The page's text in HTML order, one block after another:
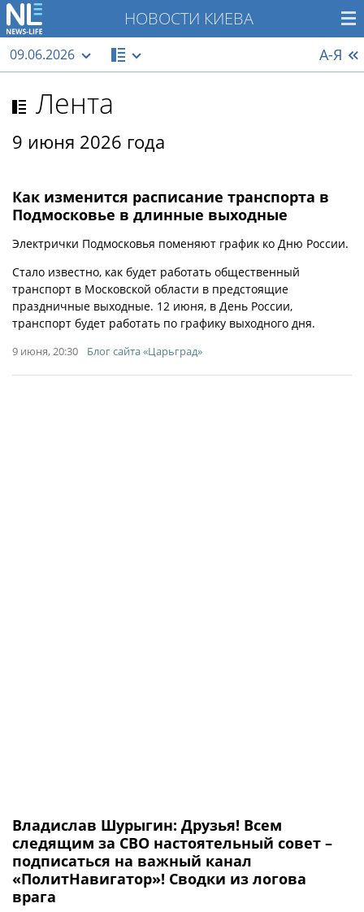
НОВОСТИ КИЕВА
09.06.2026 А-Я
Лента
9 июня 2026 года
Как изменится расписание транспорта в
Подмосковье в длинные выходные
Электрички Подмосковья поменяют график ко Дню России.
Стало известно, как будет работать общественный
транспорт в Московской области в предстоящие
праздничные выходные. 12 июня, в День России,
транспорт будет работать по графику выходного дня.
9 июня, 20:30 Блог сайта «Царьград»
Владислав Шурыгин: Друзья! Всем
следящим за СВО настоятельный совет –
подписаться на важный канал
«ПолитНавигатор»! Сводки из логова
врага